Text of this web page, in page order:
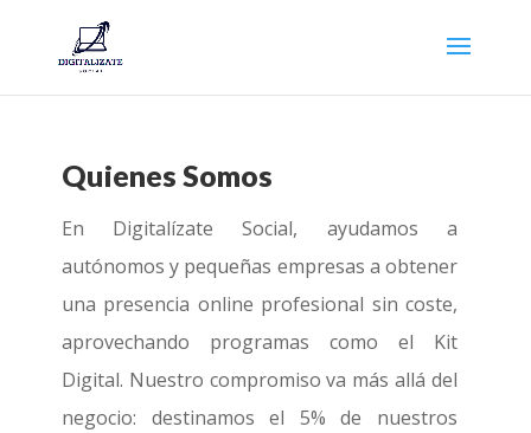
Quienes Somos
En Digitalízate Social, ayudamos a
autónomos y pequeñas empresas a obtener
una presencia online profesional sin coste,
aprovechando programas como el Kit
Digital. Nuestro compromiso va más allá del
negocio: destinamos el 5% de nuestros